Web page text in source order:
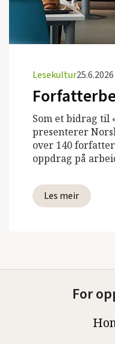
Lesekultur25.6.2026
Som et bidrag til
presenterer
over 140
oppdrag på
Les meir
For